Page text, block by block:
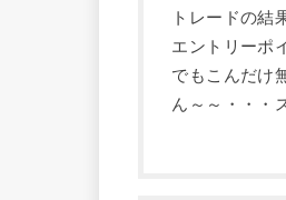
トレードの結
エントリーポ
でもこんだけ
ん～～・・・